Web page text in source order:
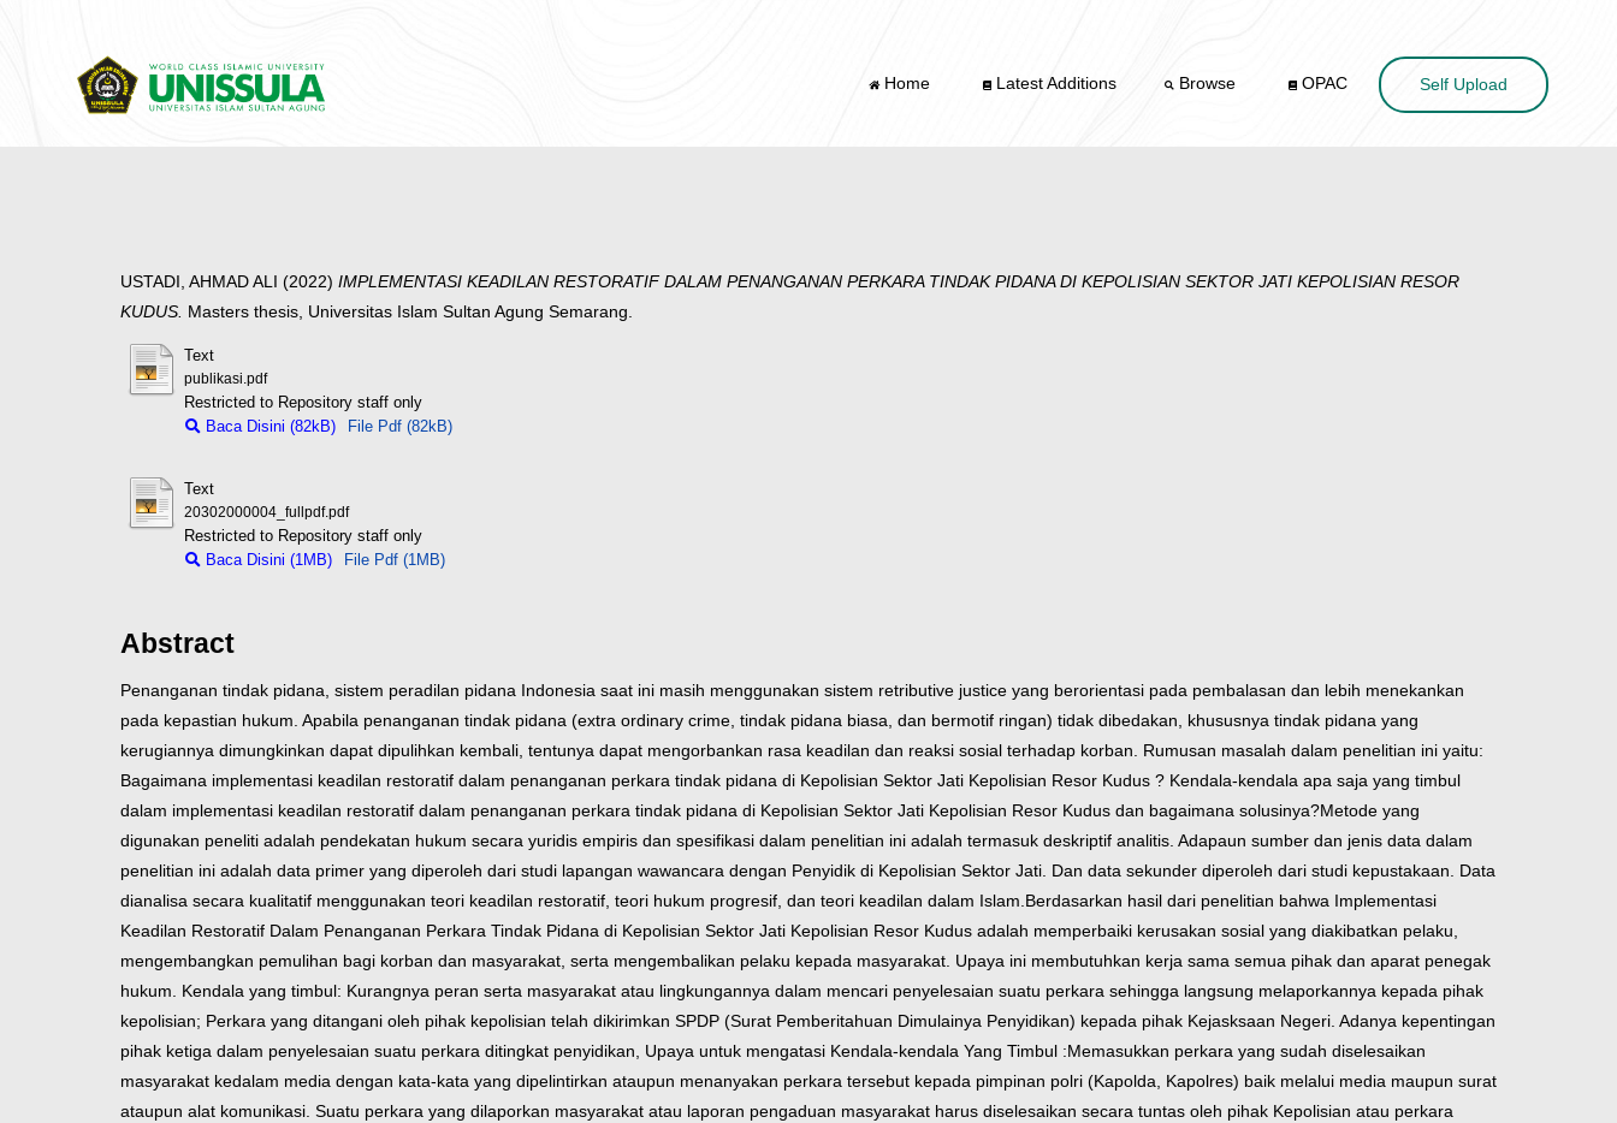
Home Latest Additions Browse OPAC Self Upload
USTADI, AHMAD ALI (2022) IMPLEMENTASI KEADILAN RESTORATIF DALAM PENANGANAN PERKARA TINDAK PIDANA DI KEPOLISIAN SEKTOR JATI KEPOLISIAN RESOR
KUDUS. Masters thesis, Universitas Islam Sultan Agung Semarang.
Text
publikasi.pdf
Restricted to Repository staff only
Baca Disini (82kB)
File Pdf (82kB)
Text
20302000004_fullpdf.pdf
Restricted to Repository staff only
Baca Disini (1MB)
File Pdf (1MB)
Abstract
Penanganan tindak pidana, sistem peradilan pidana Indonesia saat ini masih menggunakan sistem retributive justice yang berorientasi pada pembalasan dan lebih menekankan
pada kepastian hukum. Apabila penanganan tindak pidana (extra ordinary crime, tindak pidana biasa, dan bermotif ringan) tidak dibedakan, khususnya tindak pidana yang
kerugiannya dimungkinkan dapat dipulihkan kembali, tentunya dapat mengorbankan rasa keadilan dan reaksi sosial terhadap korban. Rumusan masalah dalam penelitian ini yaitu:
Bagaimana implementasi keadilan restoratif dalam penanganan perkara tindak pidana di Kepolisian Sektor Jati Kepolisian Resor Kudus ? Kendala-kendala apa saja yang timbul
dalam implementasi keadilan restoratif dalam penanganan perkara tindak pidana di Kepolisian Sektor Jati Kepolisian Resor Kudus dan bagaimana solusinya?Metode yang
digunakan peneliti adalah pendekatan hukum secara yuridis empiris dan spesifikasi dalam penelitian ini adalah termasuk deskriptif analitis. Adapaun sumber dan jenis data dalam
penelitian ini adalah data primer yang diperoleh dari studi lapangan wawancara dengan Penyidik di Kepolisian Sektor Jati. Dan data sekunder diperoleh dari studi kepustakaan. Data
dianalisa secara kualitatif menggunakan teori keadilan restoratif, teori hukum progresif, dan teori keadilan dalam Islam.Berdasarkan hasil dari penelitian bahwa Implementasi
Keadilan Restoratif Dalam Penanganan Perkara Tindak Pidana di Kepolisian Sektor Jati Kepolisian Resor Kudus adalah memperbaiki kerusakan sosial yang diakibatkan pelaku,
mengembangkan pemulihan bagi korban dan masyarakat, serta mengembalikan pelaku kepada masyarakat. Upaya ini membutuhkan kerja sama semua pihak dan aparat penegak
hukum. Kendala yang timbul: Kurangnya peran serta masyarakat atau lingkungannya dalam mencari penyelesaian suatu perkara sehingga langsung melaporkannya kepada pihak
kepolisian; Perkara yang ditangani oleh pihak kepolisian telah dikirimkan SPDP (Surat Pemberitahuan Dimulainya Penyidikan) kepada pihak Kejasksaan Negeri. Adanya kepentingan
pihak ketiga dalam penyelesaian suatu perkara ditingkat penyidikan, Upaya untuk mengatasi Kendala-kendala Yang Timbul :Memasukkan perkara yang sudah diselesaikan
masyarakat kedalam media dengan kata-kata yang dipelintirkan ataupun menanyakan perkara tersebut kepada pimpinan polri (Kapolda, Kapolres) baik melalui media maupun surat
ataupun alat komunikasi. Suatu perkara yang dilaporkan masyarakat atau laporan pengaduan masyarakat harus diselesaikan secara tuntas oleh pihak Kepolisian atau perkara